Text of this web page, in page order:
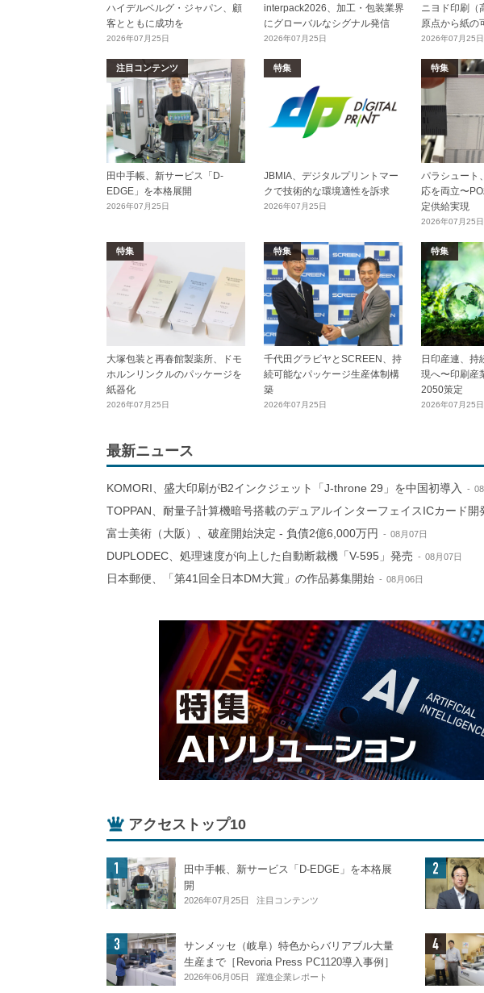
ハイデルベルグ・ジャパン、顧
客とともに成功を
2026年07月25日
interpack2026、加工・包装業界
にグローバルなシグナル発信
2026年07月25日
ニヨド印刷（
原点から紙の
2026年07月25日
注目コンテンツ
田中手帳、新サービス「D-
EDGE」を本格展開
2026年07月25日
特集
JBMIA、デジタルプリントマー
クで技術的な環境適性を訴求
2026年07月25日
特集
パラシュート
応を両立〜
定供給実現
2026年07月25日
特集
大塚包装と再春館製薬所、ドモ
ホルンリンクルのパッケージを
紙器化
2026年07月25日
特集
千代田グラビヤとSCREEN、持
続可能なパッケージ生産体制構
築
2026年07月25日
特集
日印産連、持
現へ〜印刷産
2050策定
2026年07月25日
最新ニュース
KOMORI、盛大印刷がB2インクジェット「J-throne 29」を中国初導入
TOPPAN、耐量子計算機暗号搭載のデュアルインターフェイスICカード開
富士美術（大阪）、破産開始決定 - 負債2億6,000万円 08月07日
DUPLODEC、処理速度が向上した自動断裁機「V-595」発売 08月07日
日本郵便、「第41回全日本DM大賞」の作品募集開始 08月06日
アクセストップ10
田中手帳、新サービス「D-EDGE」を本格展
開
2026年07月25日 注目コンテンツ
サンメッセ（岐阜）特色からバリアブル大量
生産まで［Revoria Press PC1120導入事例］
2026年06月05日 躍進企業レポート